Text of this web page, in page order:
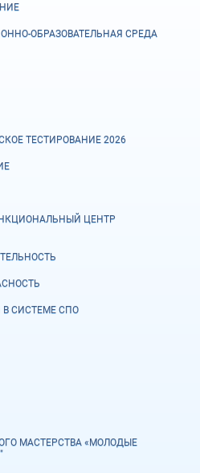
ОБРАЗОВАТЕЛЬНАЯ СРЕДА
ТЕСТИРОВАНИЕ 2026
ЦЕНТР
СИСТЕМЕ СПО
МАСТЕРСТВА «МОЛОДЫЕ